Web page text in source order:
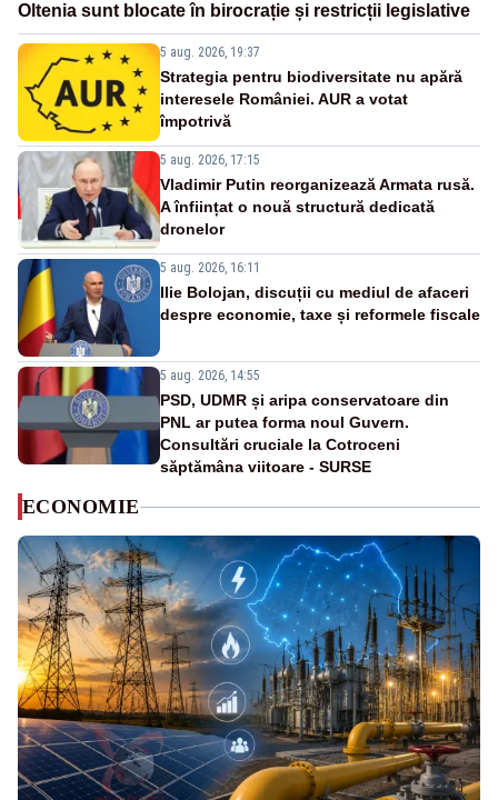
Oltenia sunt blocate în birocrație și restricții legislative
5 aug. 2026, 19:37
Strategia pentru biodiversitate nu apără
interesele României. AUR a votat
împotrivă
5 aug. 2026, 17:15
Vladimir Putin reorganizează Armata rusă.
A înființat o nouă structură dedicată
dronelor
5 aug. 2026, 16:11
Ilie Bolojan, discuții cu mediul de afaceri
despre economie, taxe și reformele fiscale
5 aug. 2026, 14:55
PSD, UDMR și aripa conservatoare din
PNL ar putea forma noul Guvern.
Consultări cruciale la Cotroceni
săptămâna viitoare - SURSE
ECONOMIE